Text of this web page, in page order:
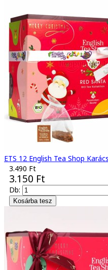
ETS 12 English Tea Shop
3.490 Ft
3.150 Ft
Db: